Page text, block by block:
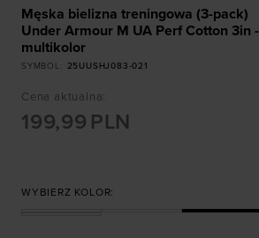
Męska bielizna treningowa (3-pack)
Under Armour M UA Perf Cotton 3in -
multikolor
SYMBOL 25UUSHJ083-021
Cena aktualna:
199,99 PLN
WYBIERZ KOLOR: